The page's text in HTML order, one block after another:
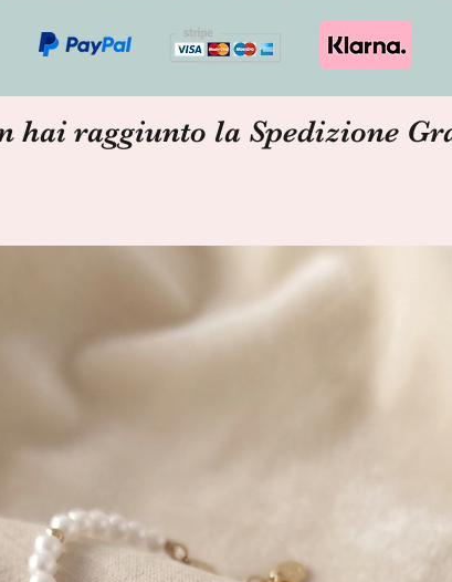
hai raggiunto la Spedizione